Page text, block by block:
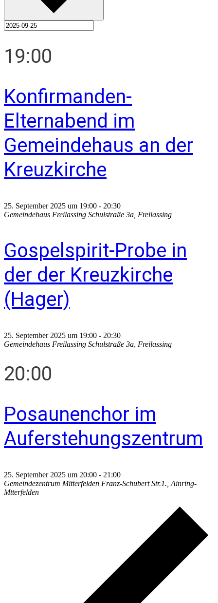
19:00
Konfirmanden-
Elternabend im
Gemeindehaus an der
Kreuzkirche
25. September 2025 um 19:00 - 20:30
Gemeindehaus Freilassing Schulstraße 3a, Freilassing
Gospelspirit-Probe in
der der Kreuzkirche
(Hager)
25. September 2025 um 19:00 - 20:30
Gemeindehaus Freilassing Schulstraße 3a, Freilassing
20:00
Posaunenchor im
Auferstehungszentrum
25. September 2025 um 20:00 - 21:00
Gemeindezentrum Mitterfelden Franz-Schubert Str.1., Ainring-
Mtterfelden